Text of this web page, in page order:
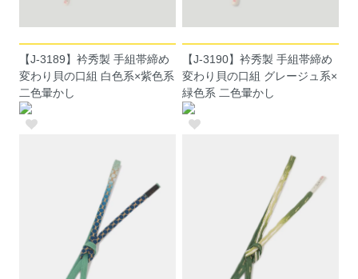
【J-3189】衿秀製 手組帯締め
変わり貝の口組 白色系×紫色系
二色暈かし
【J-3190】衿秀製 手組帯締め
変わり貝の口組 グレージュ系×
緑色系 二色暈かし